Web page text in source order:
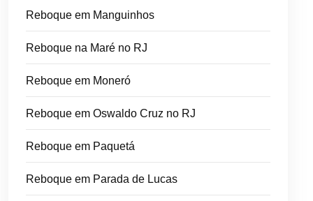
Reboque em Manguinhos
Reboque na Maré no RJ
Reboque em Moneró
Reboque em Oswaldo Cruz no RJ
Reboque em Paquetá
Reboque em Parada de Lucas